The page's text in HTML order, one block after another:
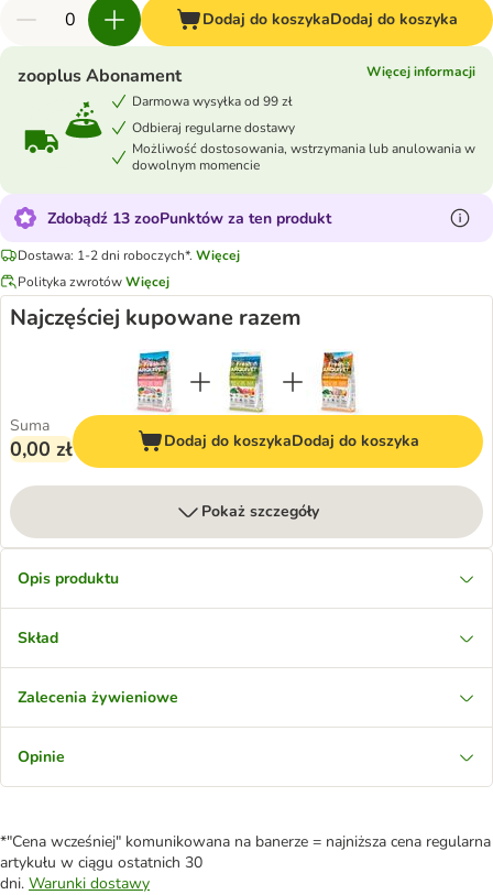
Dodaj do koszykaDodaj do koszyka
zooplus Abonament
Więcej informacji
Darmowa wysyłka od 99 zł
Odbieraj regularne dostawy
Możliwość dostosowania, wstrzymania lub anulowania w
dowolnym momencie
Zdobądź 13 zooPunktów za ten produkt
Dostawa: 1-2 dni roboczych*. Więcej
Polityka zwrotówWięcej
Najczęściej kupowane razem
Suma
0,00 zł Dodaj do koszykaDodaj do koszyka
Pokaż szczegóły
Opis produktu
Skład
Zalecenia żywieniowe
Opinie
*"Cena wcześniej" komunikowana na banerze = najniższa cena regularna
artykułu w ciągu ostatnich 30
dni. Warunki dostawy